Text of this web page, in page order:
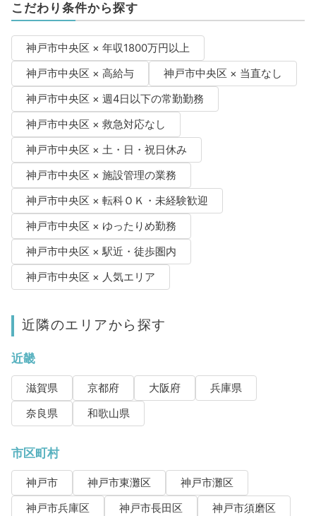
こだわり条件から探す
神戸市中央区 × 年収1800万円以上
神戸市中央区 × 高給与
神戸市中央区 × 当直なし
神戸市中央区 × 週4日以下の常勤勤務
神戸市中央区 × 救急対応なし
神戸市中央区 × 土・日・祝日休み
神戸市中央区 × 施設管理の業務
神戸市中央区 × 転科ＯＫ・未経験歓迎
神戸市中央区 × ゆったりめ勤務
神戸市中央区 × 駅近・徒歩圏内
神戸市中央区 × 人気エリア
近隣のエリアから探す
近畿
滋賀県 京都府 大阪府
兵庫県
奈良県
和歌山県
市区町村
神戸市 神戸市東灘区
神戸市灘区
神戸市兵庫区
神戸市長田区
神戸市須磨区